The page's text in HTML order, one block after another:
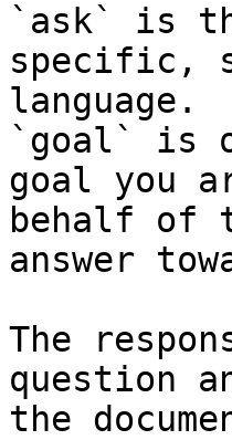
`ask` is
specific,
language.
`goal` is
goal you
behalf of
answer
The
question
the